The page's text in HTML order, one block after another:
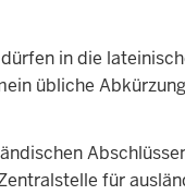
in die
übliche
für